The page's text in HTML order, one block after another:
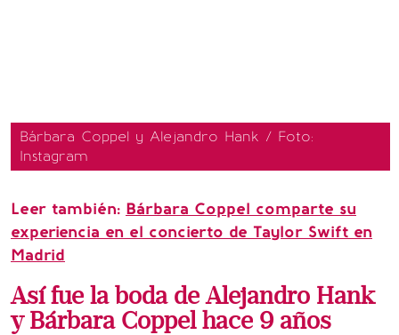
Bárbara Coppel y Alejandro Hank / Foto:
Instagram
Leer también: Bárbara Coppel comparte su
experiencia en el concierto de Taylor Swift en
Madrid
Así fue la boda de Alejandro Hank
y Bárbara Coppel hace 9 años